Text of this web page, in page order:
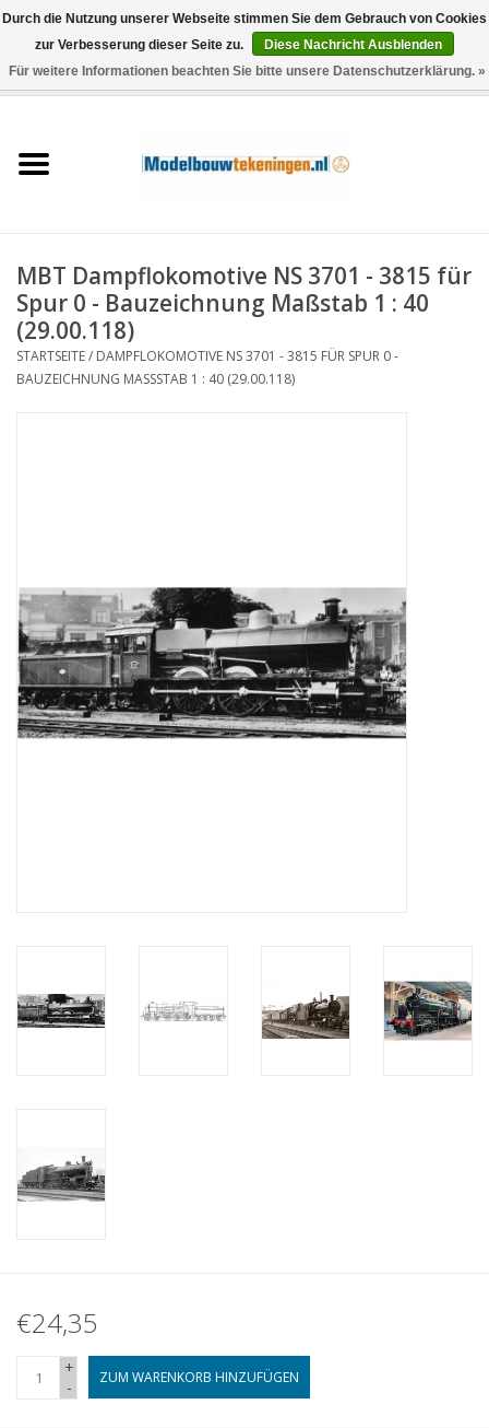
0 Artikel - €0,00
Schiffe
Holzbau
Landschaft
Neue Zeichnungen
NEUE ZEITSCHRIFTEN
ABONNEMENT DER
MODELLBAUER
MBT Dampflokomotive NS 3701 - 3815 für
Spur 0 - Bauzeichnung Maßstab 1 : 40
(29.00.118)
STARTSEITE/ DAMPFLOKOMOTIVE NS 3701 - 3815 FÜR SPUR 0 -
BAUZEICHNUNG MASSSTAB 1 : 40 (29.00.118)
€24,35
+
-
ZUM WARENKORB HINZUFÜGEN
Durch die Nutzung unserer Webseite stimmen Sie dem Gebrauch von Cookies
zur Verbesserung dieser Seite zu.
Diese Nachricht Ausblenden
Für weitere Informationen beachten Sie bitte unsere Datenschutzerklärung. »